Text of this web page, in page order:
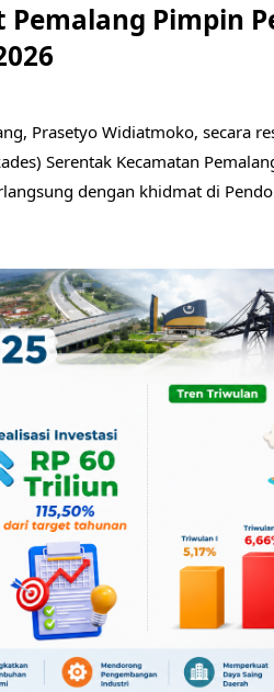
Pimpin
Prasetyo Widiatmoko, secara
Serentak Kecamatan
dengan khidmat di